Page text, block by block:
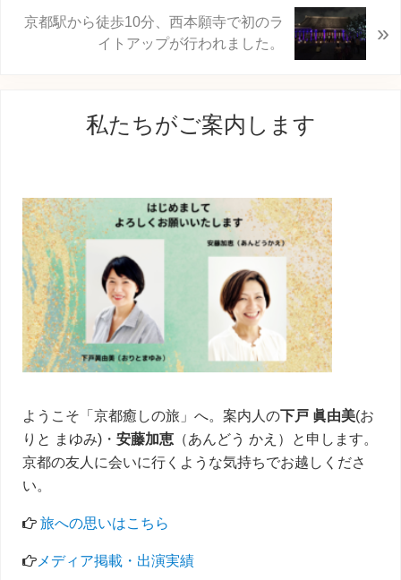
次京都駅から徒歩10分、西本願寺で初のラ
イトアップが行われました。
»
サ
イ
ド
バ
ー
私たちがご案内します
ようこそ「京都癒しの旅」へ。案内人の下戸 眞由美(お
りと まゆみ)・ 安藤加恵 （あんどう かえ）と申します。
京都の友人に会いに行くような気持ちでお越しくださ
い。
旅への思いはこちら
メディア掲載・出演実績